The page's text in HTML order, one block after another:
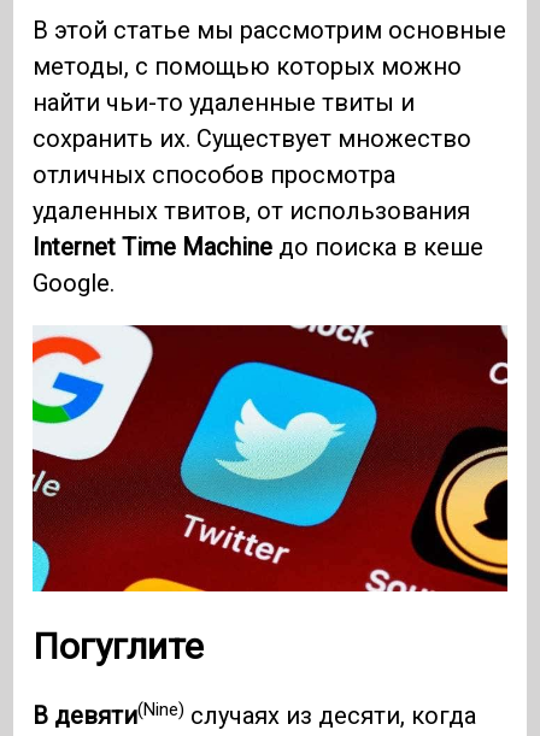
В этой статье мы рассмотрим основные
методы, с помощью которых можно
найти чьи-то удаленные твиты и
сохранить их. Существует множество
отличных способов просмотра
удаленных твитов, от использования
Internet Time Machine до поиска в кеше
Google.
Погуглите
В девяти(Nine) случаях из десяти, когда